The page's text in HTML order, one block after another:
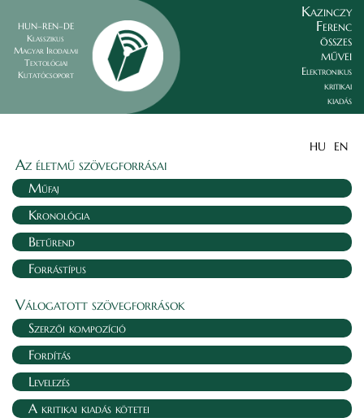
HUN–REN–DE
Klasszikus
Magyar Irodalmi
Textológiai
Kutatócsoport
Kazinczy
Ferenc
összes
művei
Elektronikus
kritikai
kiadás
HU EN
Az életmű szövegforrásai
Műfaj
Kronológia
Betűrend
Forrástípus
Válogatott szövegforrások
Szerzői kompozíció
Fordítás
Levelezés
A kritikai kiadás kötetei